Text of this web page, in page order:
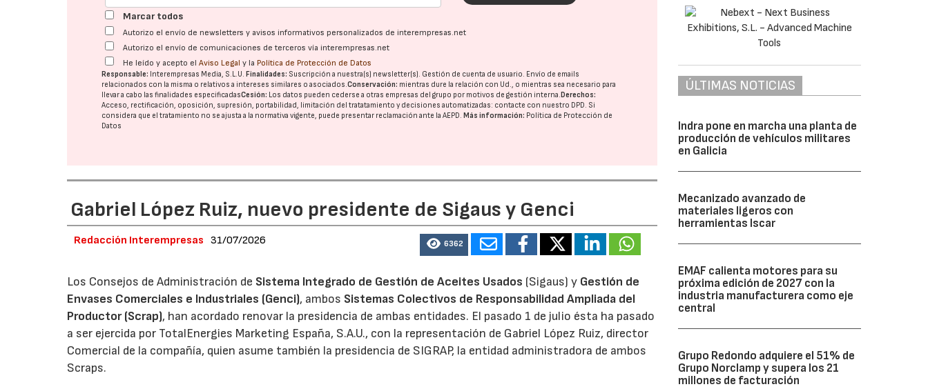
Marcar todos
Autorizo el envío de newsletters y avisos informativos personalizados de interempresas.net
Autorizo el envío de comunicaciones de terceros vía interempresas.net
He leído y acepto elAviso Legal y la Política de Protección de Datos
Responsable: Interempresas Media, S.L.U.Finalidades: Suscripción a nuestra(s) newsletter(s). Gestión de cuenta de usuario. Envío de emails
relacionados con la misma o relativos a intereses similares o asociados.Conservación: mientras dure la relación con Ud., o mientras sea necesario para
llevar a cabo las finalidades especificadasCesión: Los datos pueden cederse a otras empresas del grupo por motivos de gestión interna.Derechos:
Acceso, rectificación, oposición, supresión, portabilidad, limitación del tratatamiento y decisiones automatizadas: contacte con nuestro DPD. Si
considera que el tratamiento no se ajusta a la normativa vigente, puede presentar reclamación ante laAEPD.Más información: Política de Protección de
Datos
Gabriel López Ruiz, nuevo presidente de Sigaus y Genci
Redacción Interempresas 31/07/2026 6362
Los Consejos de Administración de Sistema Integrado de Gestión de Aceites Usados (Sigaus) y Gestión de
Envases Comerciales e Industriales (Genci), ambos Sistemas Colectivos de Responsabilidad Ampliada del
Productor (Scrap), han acordado renovar la presidencia de ambas entidades. El pasado 1 de julio ésta ha pasado
a ser ejercida por TotalEnergies Marketing España, S.A.U., con la representación de Gabriel López Ruiz, director
Comercial de la compañía, quien asume también la presidencia de SIGRAP, la entidad administradora de ambos
Scraps.
ÚLTIMAS NOTICIAS
Indra pone en marcha una planta de
producción de vehículos militares
en Galicia
Mecanizado avanzado de
materiales ligeros con
herramientas Iscar
EMAF calienta motores para su
próxima edición de 2027 con la
industria manufacturera como eje
central
Grupo Redondo adquiere el 51% de
Grupo Norclamp y supera los 21
millones de facturación